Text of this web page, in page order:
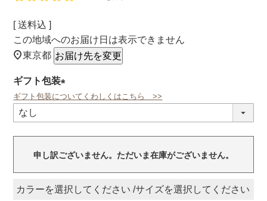
送料込
この地域へのお届け日は表示できません
東京都 お届け先を変更
ギフト包装
(必
ギフト包装についてくわしくはこちら >>
申し訳ございません。ただいま在庫がございません。
カラー サイズ